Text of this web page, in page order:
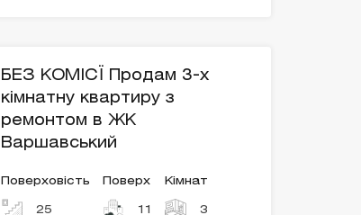
БЕЗ КОМІСЇ Продам 3-х
кімнатну квартиру з
ремонтом в ЖК
Варшавський
Поверховість
25
Поверх
11
Кімнат
3